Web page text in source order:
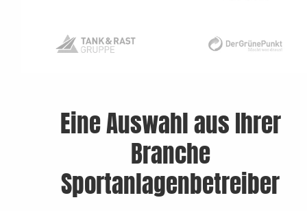
Eine Auswahl aus Ihrer
Branche
Sportanlagenbetreiber